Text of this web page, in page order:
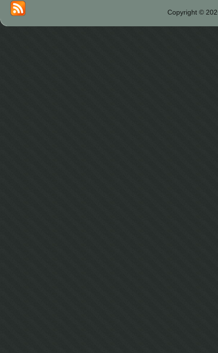
Copyright ©